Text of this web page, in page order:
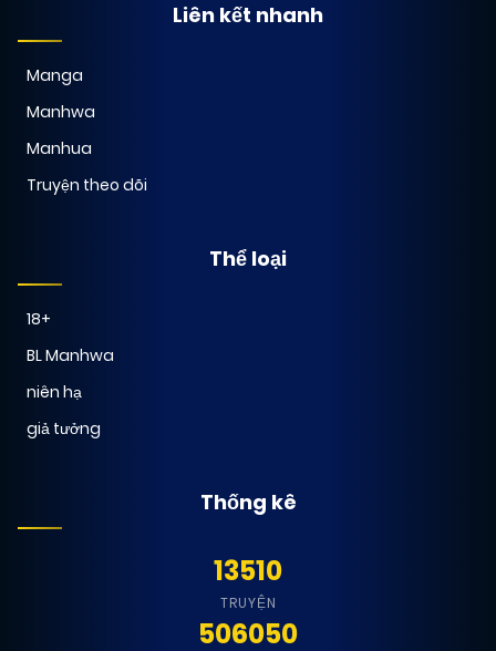
Liên kết nhanh
Manga
Manhwa
Manhua
Truyện theo dõi
Thể loại
18+
BL Manhwa
niên hạ
giả tưởng
Thống kê
13510
TRUYỆN
506050